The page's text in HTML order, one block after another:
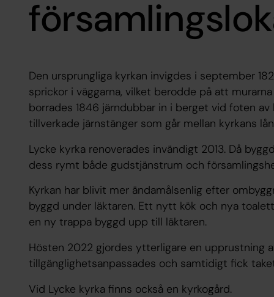
Den ursprungliga kyrkan invigdes i september
sprickor i väggarna, vilket berodde på att
borrades 1846 järndubbar in i berget vid foten
tillverkade järnstänger som går mellan kyrkans
Lycke kyrka renoverades invändigt 2013. Då
dess rymt både gudstjänstrum och
Kyrkan har blivit mer ändamålsenlig efter
byggd under läktaren. Ett nytt kök och nya
en ny trappa byggd upp till läktaren.
Hösten 2022 gjordes ytterligare en upprustning
tillgänglighetsanpassades och samtidigt fick
Vid Lycke kyrka finns också en kyrkogård.